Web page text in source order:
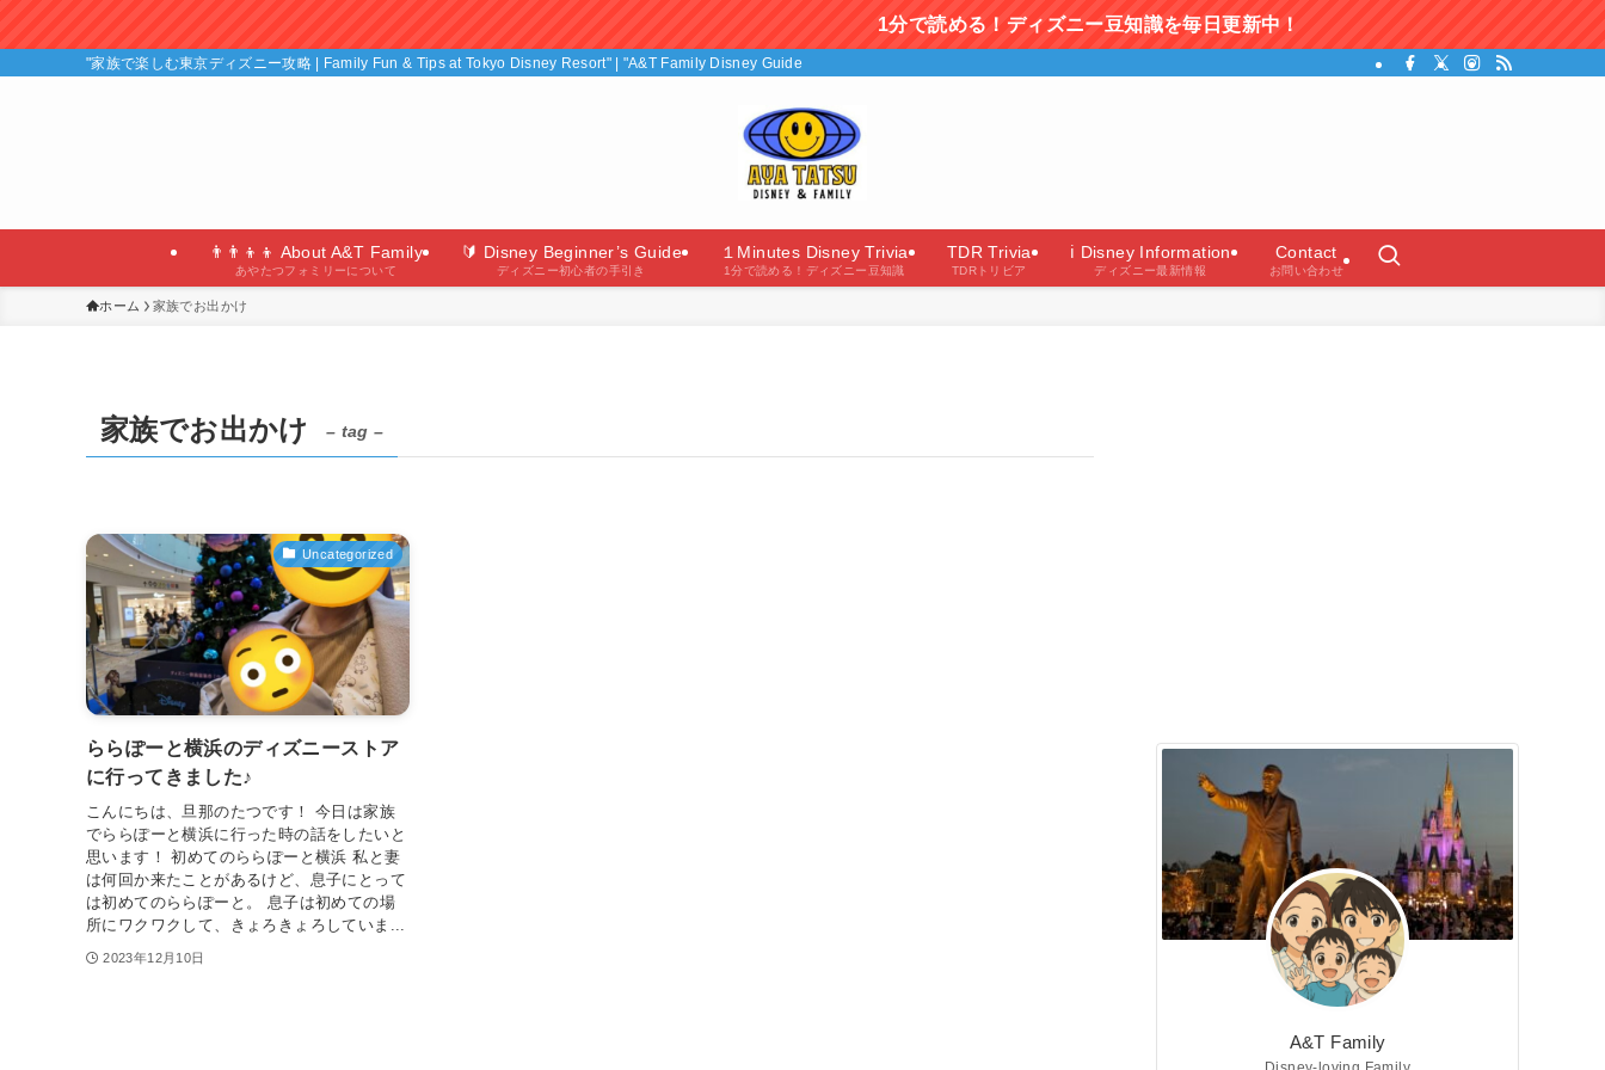
1分で読める！ディズニー豆知識を毎日更新中！
"家族で楽しむ東京ディズニー攻略 | Family Fun & Tips at Tokyo Disney Resort" | "A&T Family Disney Guide"（あやたつファミリーのディズニーガイド）
👨‍👨‍👦‍👦 About A&T Family
あやたつフォミリーについて
🔰 Disney Beginner’s Guide
ディズニー初心者の手引き
１Minutes Disney Trivia
1分で読める！ディズニー豆知識
TDR Trivia
TDRトリビア
ℹ️ Disney Information
ディズニー最新情報
Contact
お問い合わせ
ホーム 家族でお出かけ
家族でお出かけ – tag –
Uncategorized
ららぽーと横浜のディズニーストア
に行ってきました♪
こんにちは、旦那のたつです！ 今日は家族
でららぽーと横浜に行った時の話をしたいと
思います！ 初めてのららぽーと横浜 私と妻
は何回か来たことがあるけど、息子にとって
は初めてのららぽーと。 息子は初めての場
所にワクワクして、きょろきょろしていま...
2023年12月10日
A&T Family